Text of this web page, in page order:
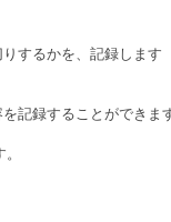
するかを、記録します
記録することができま